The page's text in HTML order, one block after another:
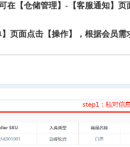
【仓储管理】-【客服通知】页
页面点击【操作】，根据会员需